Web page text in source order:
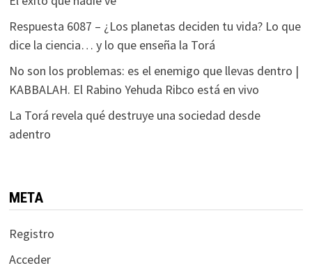
Respuesta 6087 – ¿Los planetas deciden tu vida? Lo que
dice la ciencia… y lo que enseña la Torá
No son los problemas: es el enemigo que llevas dentro |
KABBALAH. El Rabino Yehuda Ribco está en vivo
La Torá revela qué destruye una sociedad desde
adentro
META
Registro
Acceder